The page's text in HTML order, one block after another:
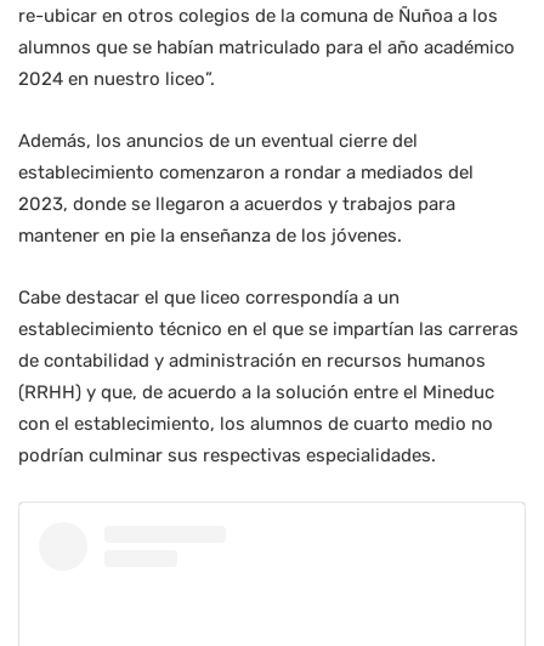
re-ubicar en otros colegios de la comuna de Ñuñoa a los
alumnos que se habían matriculado para el año académico
2024 en nuestro liceo”.
Además, los anuncios de un eventual cierre del
establecimiento comenzaron a rondar a mediados del
2023, donde se llegaron a acuerdos y trabajos para
mantener en pie la enseñanza de los jóvenes.
Cabe destacar el que liceo correspondía a un
establecimiento técnico en el que se impartían las carreras
de contabilidad y administración en recursos humanos
(RRHH) y que, de acuerdo a la solución entre el Mineduc
con el establecimiento, los alumnos de cuarto medio no
podrían culminar sus respectivas especialidades.